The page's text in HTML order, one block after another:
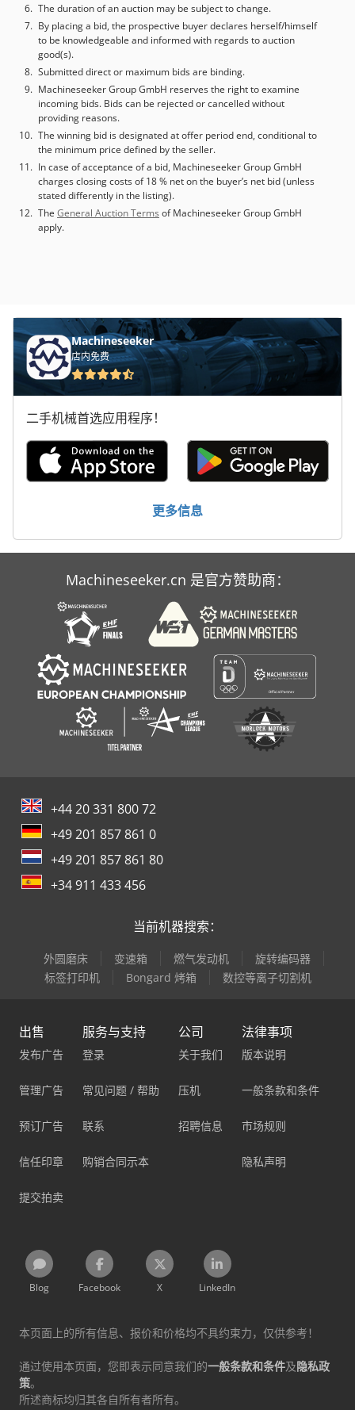
The duration of an auction may be subject to change.
By placing a bid, the prospective buyer declares herself/himself
to be knowledgeable and informed with regards to auction
good(s).
Submitted direct or maximum bids are binding.
Machineseeker Group GmbH reserves the right to examine
incoming bids. Bids can be rejected or cancelled without
providing reasons.
The winning bid is designated at offer period end, conditional to
the minimum price defined by the seller.
In case of acceptance of a bid, Machineseeker Group GmbH
charges closing costs of 18 % net on the buyer’s net bid (unless
stated differently in the listing).
The General Auction Terms of Machineseeker Group GmbH
apply.
Machineseeker
店内免费
二手机械首选应用程序！
更多信息
Machineseeker.cn 是官方赞助商：
+44 20 331 800 72
+49 201 857 861 0
+49 201 857 861 80
+34 911 433 456
当前机器搜索：
外圆磨床 变速箱 燃气发动机
旋转编码器
标签打印机
Bongard 烤箱 数控等离子切割机
出售
发布广告
管理广告
预订广告
信任印章
提交拍卖
服务与支持
登录
常见问题 / 帮助
联系
购销合同示本
公司
关于我们
压机
招聘信息
法律事项
版本说明
一般条款和条件
市场规则
隐私声明
Blog Facebook X LinkedIn
本页面上的所有信息、报价和价格均不具约束力，仅供参考！
通过使用本页面，您即表示同意我们的一般条款和条件及隐私政
策。
所述商标均归其各自所有者所有。